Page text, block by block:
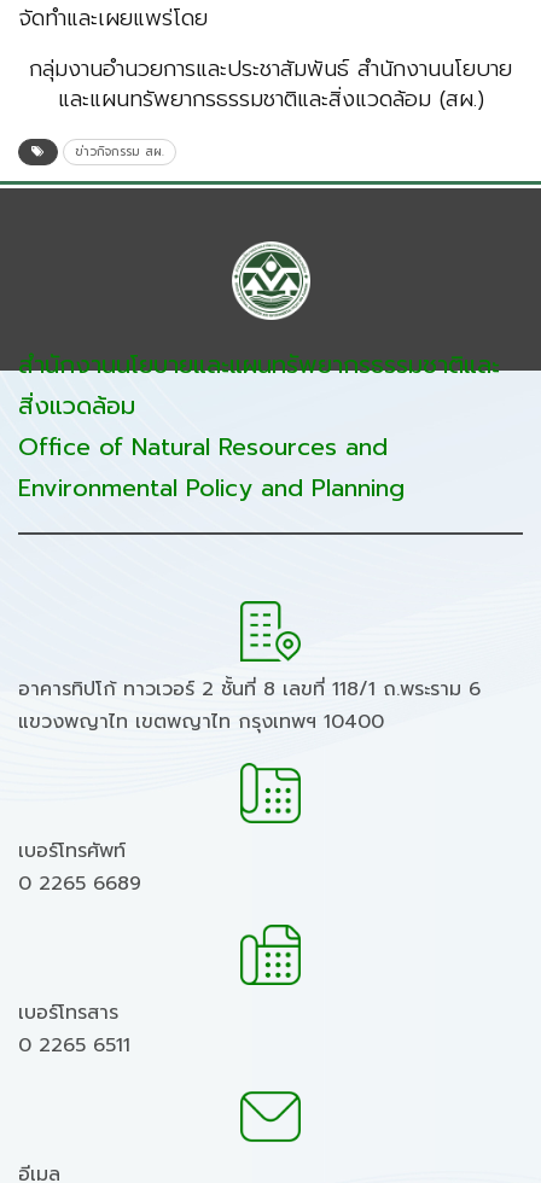
จัดทำและเผยแพร่โดย
กลุ่มงานอำนวยการและประชาสัมพันธ์ สำนักงานนโยบาย
และแผนทรัพยากรธรรมชาติและสิ่งแวดล้อม (สผ.)
ข่าวกิจกรรม สผ.
สำนักงานนโยบายและแผนทรัพยากรธรรมชาติและ
สิ่งแวดล้อม
Office of Natural Resources and
Environmental Policy and Planning
อาคารทิปโก้ ทาวเวอร์ 2 ชั้นที่ 8 เลขที่ 118/1 ถ.พระราม 6
แขวงพญาไท เขตพญาไท กรุงเทพฯ 10400
เบอร์โทรศัพท์
0 2265 6689
เบอร์โทรสาร
0 2265 6511
อีเมล